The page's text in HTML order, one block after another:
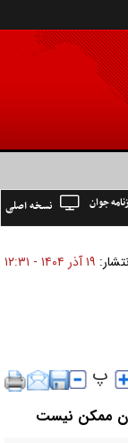
نسخه اصلی جوان
۱۹ آذر ۱۴۰۴ - ۱۲:۳۱
ممکن نیست